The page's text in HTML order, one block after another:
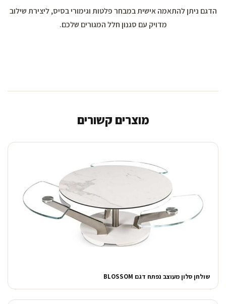
הדגם ניתן להתאמה אישית במבחר פלטות וגימורי בסיס, ליצירת שילוב
מדויק עם סגנון חלל המגורים שלכם.
מוצרים קשורים
שולחן סלון מעוצב נפתח דגם BLOSSOM